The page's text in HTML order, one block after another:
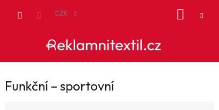
CZK
Funkční – sportovní